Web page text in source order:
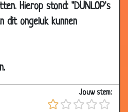
Hierop stond: "DUNLOP's
dit ongeluk kunnen
Jouw stem:
2.71